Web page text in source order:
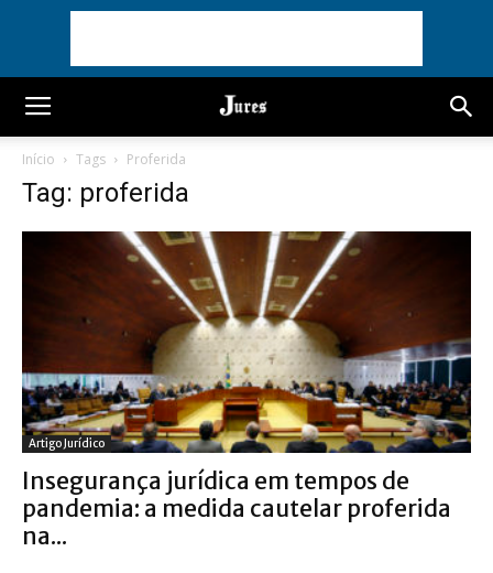
Início Tags Proferida
Tag: proferida
Artigo Jurídico
Insegurança jurídica em tempos de
pandemia: a medida cautelar proferida
na...